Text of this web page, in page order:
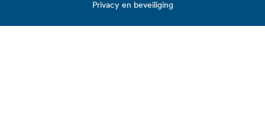
Privacy en beveiliging